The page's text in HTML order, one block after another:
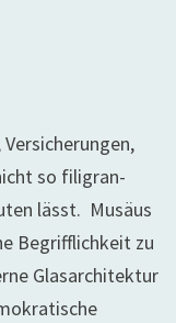
so filigran-
lässt. Musäus
Begrifflichkeit zu
Glasarchitektur